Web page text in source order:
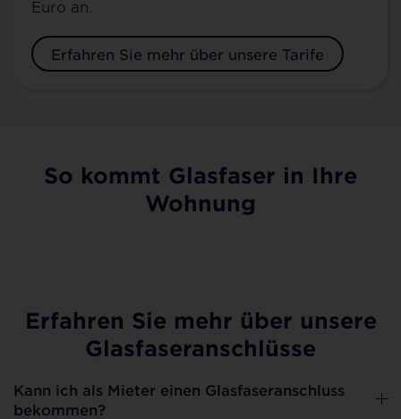
Euro an.
Erfahren Sie mehr über unsere Tarife
So kommt Glasfaser in Ihre
Wohnung
Erfahren Sie mehr über unsere
Glasfaseranschlüsse
Kann ich als Mieter einen Glasfaseranschluss
bekommen?